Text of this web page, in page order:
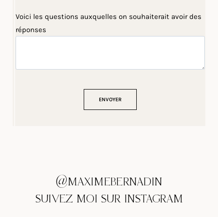
Voici les questions auxquelles on souhaiterait avoir des
réponses
@MAXIMEBERNADIN
SUIVEZ MOI SUR INSTAGRAM